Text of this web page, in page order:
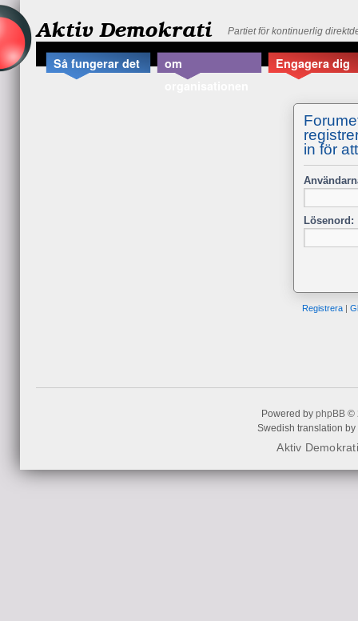
Aktiv Demokrati Partiet för kontinuerlig
Så fungerar det
om
Engagera dig
in för
Lösenord:
Registrera|
Powered by phpBB©
Swedish translation by
Aktiv Demokrati